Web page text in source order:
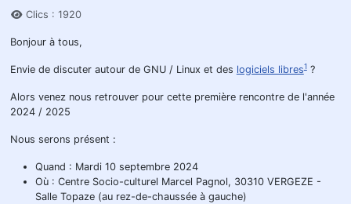
Clics : 1920
Bonjour à tous,
Envie de discuter autour de GNU / Linux et des logiciels libres1?
Alors venez nous retrouver pour cette première rencontre de l'année
2024 / 2025
Nous serons présent :
Quand : Mardi 10 septembre 2024
Où : Centre Socio-culturel Marcel Pagnol, 30310 VERGEZE -
Salle Topaze (au rez-de-chaussée à gauche)